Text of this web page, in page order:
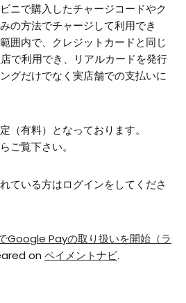
ニで購入したチャージコードやク
の方法でチャージして利用でき
囲内で、クレジットカードと同じ
で利用でき、リアルカードを発行
グだけでなく実店舗での支払いに
（有料）となっております。
ご覧下さい。
ている方はログインをしてくださ
Google Payの取り扱いを開始（ラ
on ペイメントナビ.